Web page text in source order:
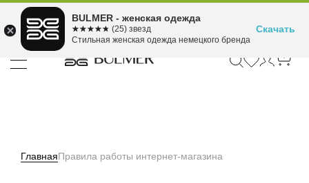
Подели оплату на 4
платежа ⓘ
Для покупок от 300 ₽ до 30,000 ₽
ГлавнаяПравила работы интернет-магазина
BULMER - женская одежда
☆☆☆☆☆
★★★★★ (25) звезд
Стильная женская одежда немецкого бренда
Скачать